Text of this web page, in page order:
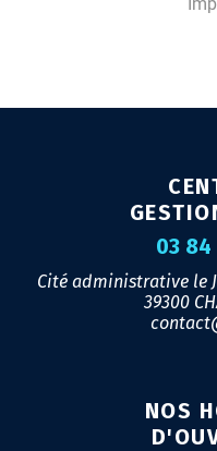
03 84
Cité administrative le
39300
NOS